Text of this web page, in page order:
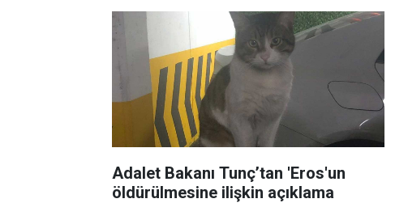
Adalet Bakanı Tunç’tan 'Eros'un
öldürülmesine ilişkin açıklama